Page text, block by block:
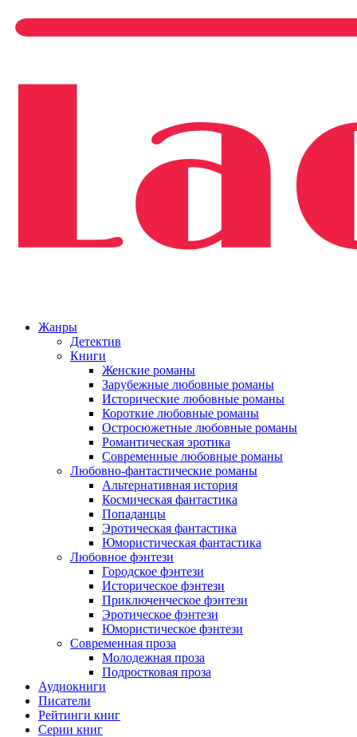
Жанры
Детектив
Книги
Женские романы
Зарубежные любовные романы
Исторические любовные романы
Короткие любовные романы
Остросюжетные любовные романы
Романтическая эротика
Современные любовные романы
Любовно-фантастические романы
Альтернативная история
Космическая фантастика
Попаданцы
Эротическая фантастика
Юмористическая фантастика
Любовное фэнтези
Городское фэнтези
Историческое фэнтези
Приключенческое фэнтези
Эротическое фэнтези
Юмористическое фэнтези
Современная проза
Молодежная проза
Подростковая проза
Аудиокниги
Писатели
Рейтинги книг
Серии книг